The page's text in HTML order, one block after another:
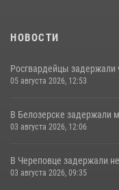
НОВОСТИ
Росгвардейцы задержали
05 августа 2026, 12:53
В Белозерске задержали
03 августа 2026, 12:06
В Череповце задержали
03 августа 2026, 09:35